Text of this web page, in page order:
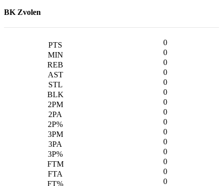
BK Zvolen
0
0
0
0
0
0
0
0
0
0
0
0
0
0
0